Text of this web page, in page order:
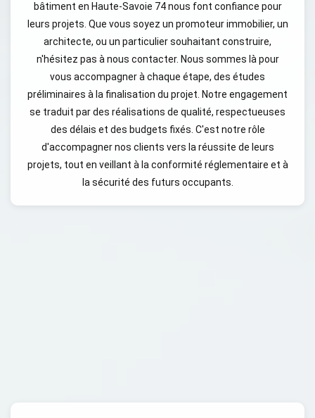
bâtiment en Haute-Savoie 74 nous font confiance pour
leurs projets. Que vous soyez un promoteur immobilier, un
architecte, ou un particulier souhaitant construire,
n'hésitez pas à nous contacter. Nous sommes là pour
vous accompagner à chaque étape, des études
préliminaires à la finalisation du projet. Notre engagement
se traduit par des réalisations de qualité, respectueuses
des délais et des budgets fixés. C'est notre rôle
d'accompagner nos clients vers la réussite de leurs
projets, tout en veillant à la conformité réglementaire et à
la sécurité des futurs occupants.